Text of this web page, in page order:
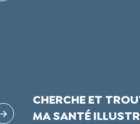
CHERCHE ET
MA SANTÉ